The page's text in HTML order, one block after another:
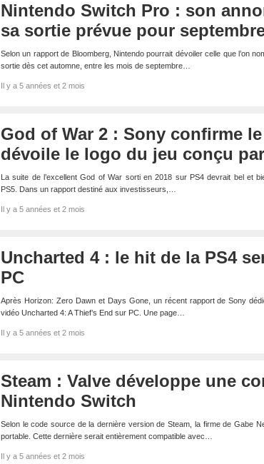
Nintendo Switch Pro : son
sa sortie prévue pour
Selon un rapport de Bloomberg, Nintendo pourrait dévoiler celle que l’on
sortie dès cet automne, entre les mois de septembre…
Il y a 5 années et 2 mois
God of War 2 : Sony confirme
dévoile le logo du jeu conçu
La suite de l’excellent God of War sorti en 2018 sur PS4 devrait bel et
PS5. Dans un rapport destiné aux investisseurs,…
Il y a 5 années et 2 mois
Uncharted 4 : le hit de la PS4
PC
Après Horizon: Zero Dawn et Days Gone, un récent rapport de Sony
vidéo Uncharted 4: A Thief’s End sur PC. Une page…
Il y a 5 années et 2 mois
Steam : Valve développe une
Nintendo Switch
Selon le code source de la dernière version de Steam, la firme de Gabe
portable. Cette dernière serait entièrement compatible avec…
Il y a 5 années et 2 mois